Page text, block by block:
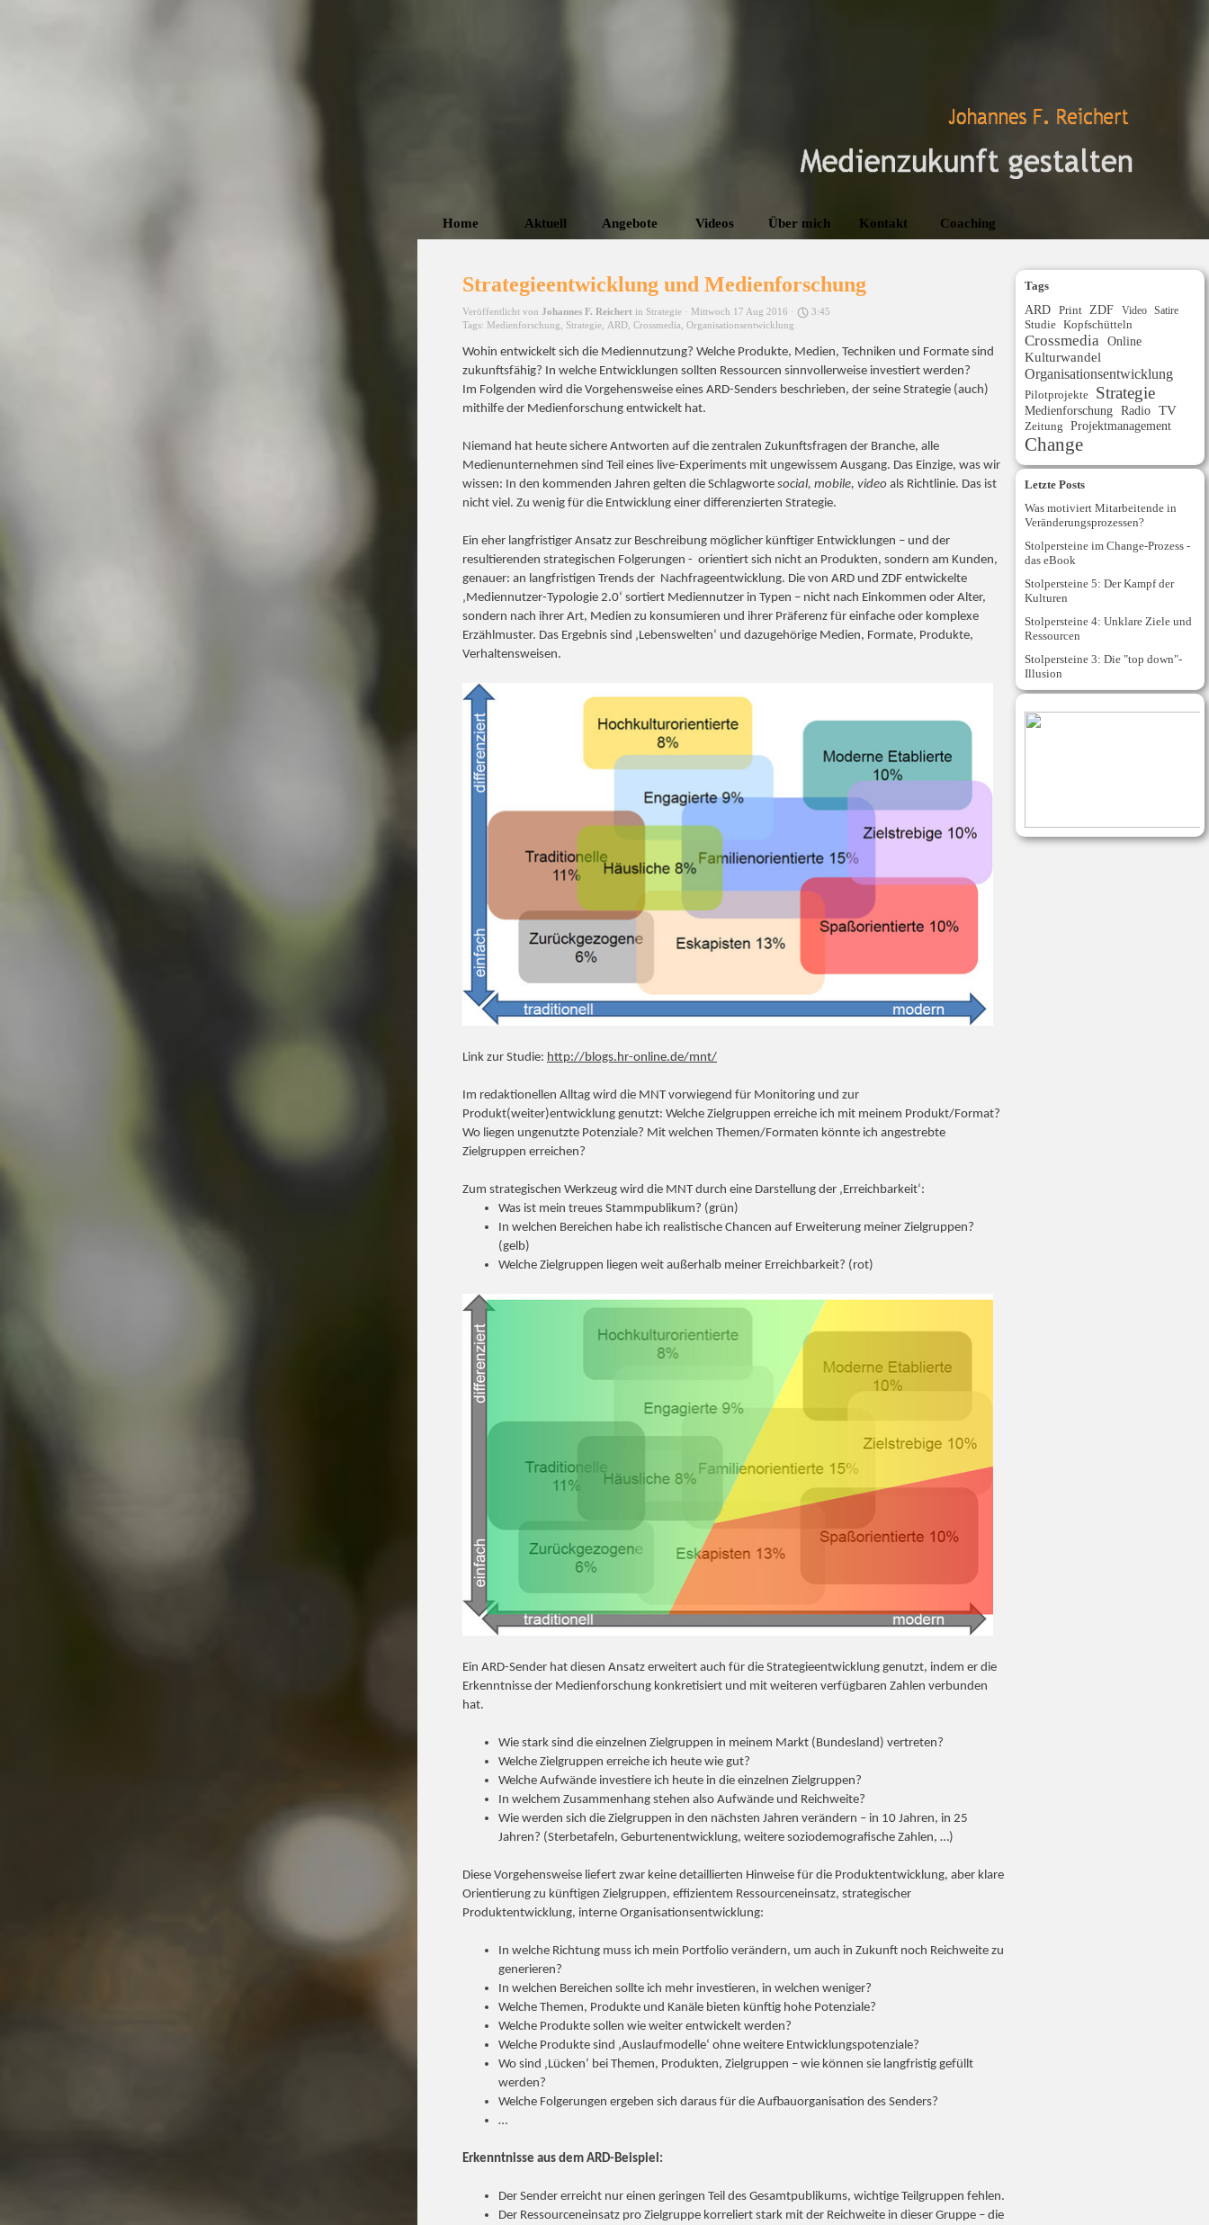
Home Aktuell Angebote Videos Über mich Kontakt Coaching
Strategieentwicklung und Medienforschung
Veröffentlicht von Johannes F. Reichert in Strategie · Mittwoch 17 Aug 2016 ·
3:45
Tags: Medienforschung Strategie ARD Crossmedia Organisationsentwicklung
Wohin entwickelt sich die Mediennutzung? Welche Produkte, Medien, Techniken und Formate sind
zukunftsfähig? In welche Entwicklungen sollten Ressourcen sinnvollerweise investiert werden?
Im Folgenden wird die Vorgehensweise eines ARD-Senders beschrieben, der seine Strategie (auch)
mithilfe der Medienforschung entwickelt hat.
Niemand hat heute sichere Antworten auf die zentralen Zukunftsfragen der Branche, alle
Medienunternehmen sind Teil eines live-Experiments mit ungewissem Ausgang. Das Einzige, was wir
wissen: In den kommenden Jahren gelten die Schlagworte social, mobile, video als Richtlinie. Das ist
nicht viel. Zu wenig für die Entwicklung einer differenzierten Strategie.
Ein eher langfristiger Ansatz zur Beschreibung möglicher künftiger Entwicklungen – und der
resultierenden strategischen Folgerungen - orientiert sich nicht an Produkten, sondern am Kunden,
genauer: an langfristigen Trends der Nachfrageentwicklung. Die von ARD und ZDF entwickelte
‚Mediennutzer-Typologie 2.0‘ sortiert Mediennutzer in Typen – nicht nach Einkommen oder Alter,
sondern nach ihrer Art, Medien zu konsumieren und ihrer Präferenz für einfache oder komplexe
Erzählmuster. Das Ergebnis sind ‚Lebenswelten‘ und dazugehörige Medien, Formate, Produkte,
Verhaltensweisen.
Link zur Studie: http://blogs.hr-online.de/mnt/
Im redaktionellen Alltag wird die MNT vorwiegend für Monitoring und zur
Produkt(weiter)entwicklung genutzt: Welche Zielgruppen erreiche ich mit meinem Produkt/Format?
Wo liegen ungenutzte Potenziale? Mit welchen Themen/Formaten könnte ich angestrebte
Zielgruppen erreichen?
Zum strategischen Werkzeug wird die MNT durch eine Darstellung der ‚Erreichbarkeit‘:
Was ist mein treues Stammpublikum? (grün)
In welchen Bereichen habe ich realistische Chancen auf Erweiterung meiner Zielgruppen?
(gelb)
Welche Zielgruppen liegen weit außerhalb meiner Erreichbarkeit? (rot)
Ein ARD-Sender hat diesen Ansatz erweitert auch für die Strategieentwicklung genutzt, indem er die
Erkenntnisse der Medienforschung konkretisiert und mit weiteren verfügbaren Zahlen verbunden
hat.
Wie stark sind die einzelnen Zielgruppen in meinem Markt (Bundesland) vertreten?
Welche Zielgruppen erreiche ich heute wie gut?
Welche Aufwände investiere ich heute in die einzelnen Zielgruppen?
In welchem Zusammenhang stehen also Aufwände und Reichweite?
Wie werden sich die Zielgruppen in den nächsten Jahren verändern – in 10 Jahren, in 25
Jahren? (Sterbetafeln, Geburtenentwicklung, weitere soziodemografische Zahlen, …)
Diese Vorgehensweise liefert zwar keine detaillierten Hinweise für die Produktentwicklung, aber klare
Orientierung zu künftigen Zielgruppen, effizientem Ressourceneinsatz, strategischer
Produktentwicklung, interne Organisationsentwicklung:
In welche Richtung muss ich mein Portfolio verändern, um auch in Zukunft noch Reichweite zu
generieren?
In welchen Bereichen sollte ich mehr investieren, in welchen weniger?
Welche Themen, Produkte und Kanäle bieten künftig hohe Potenziale?
Welche Produkte sollen wie weiter entwickelt werden?
Welche Produkte sind ‚Auslaufmodelle‘ ohne weitere Entwicklungspotenziale?
Wo sind ‚Lücken‘ bei Themen, Produkten, Zielgruppen – wie können sie langfristig gefüllt
werden?
Welche Folgerungen ergeben sich daraus für die Aufbauorganisation des Senders?
…
Erkenntnisse aus dem ARD-Beispiel:
Der Sender erreicht nur einen geringen Teil des Gesamtpublikums, wichtige Teilgruppen fehlen.
Der Ressourceneinsatz pro Zielgruppe korreliert stark mit der Reichweite in dieser Gruppe – die
Tags
ARD Print ZDF Video Satire
Studie Kopfschütteln
Crossmedia Online
Kulturwandel
Organisationsentwicklung
Pilotprojekte Strategie
Medienforschung Radio TV
Zeitung Projektmanagement
Change
Letzte Posts
Was motiviert Mitarbeitende in
Veränderungsprozessen?
Stolpersteine im Change-Prozess -
das eBook
Stolpersteine 5: Der Kampf der
Kulturen
Stolpersteine 4: Unklare Ziele und
Ressourcen
Stolpersteine 3: Die "top down"-
Illusion